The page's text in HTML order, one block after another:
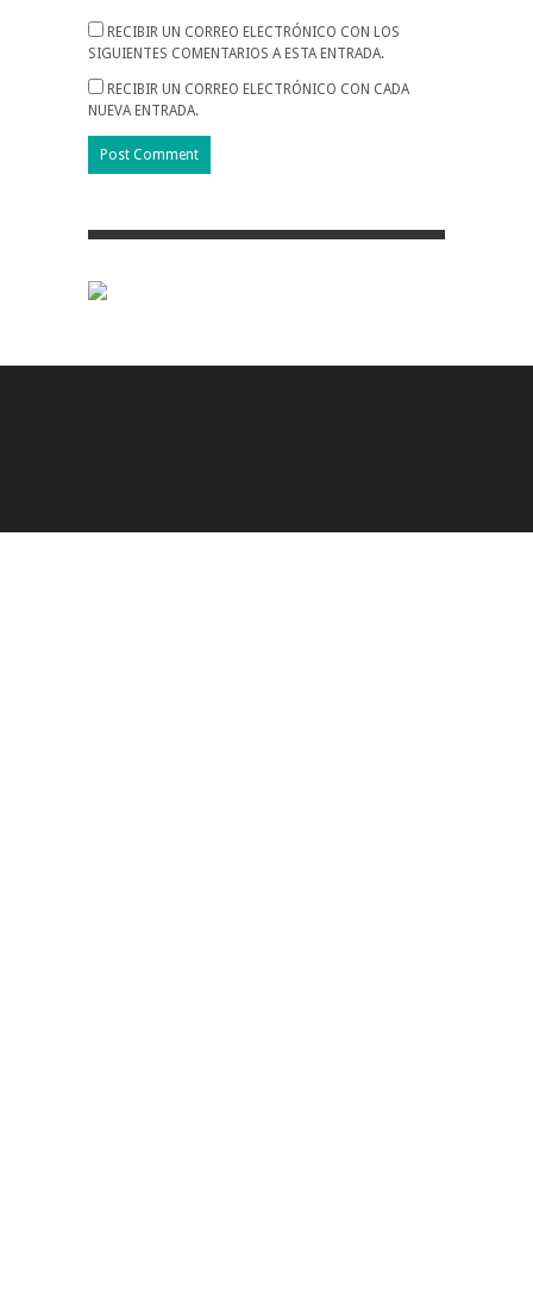
RECIBIR UN CORREO ELECTRÓNICO CON LOS
SIGUIENTES COMENTARIOS A ESTA ENTRADA.
RECIBIR UN CORREO ELECTRÓNICO CON CADA
NUEVA ENTRADA.